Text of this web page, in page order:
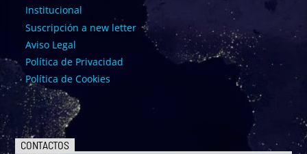
Institucional
Suscripción a new letter
Aviso Legal
Política de Privacidad
Política de Cookies
CONTACTOS